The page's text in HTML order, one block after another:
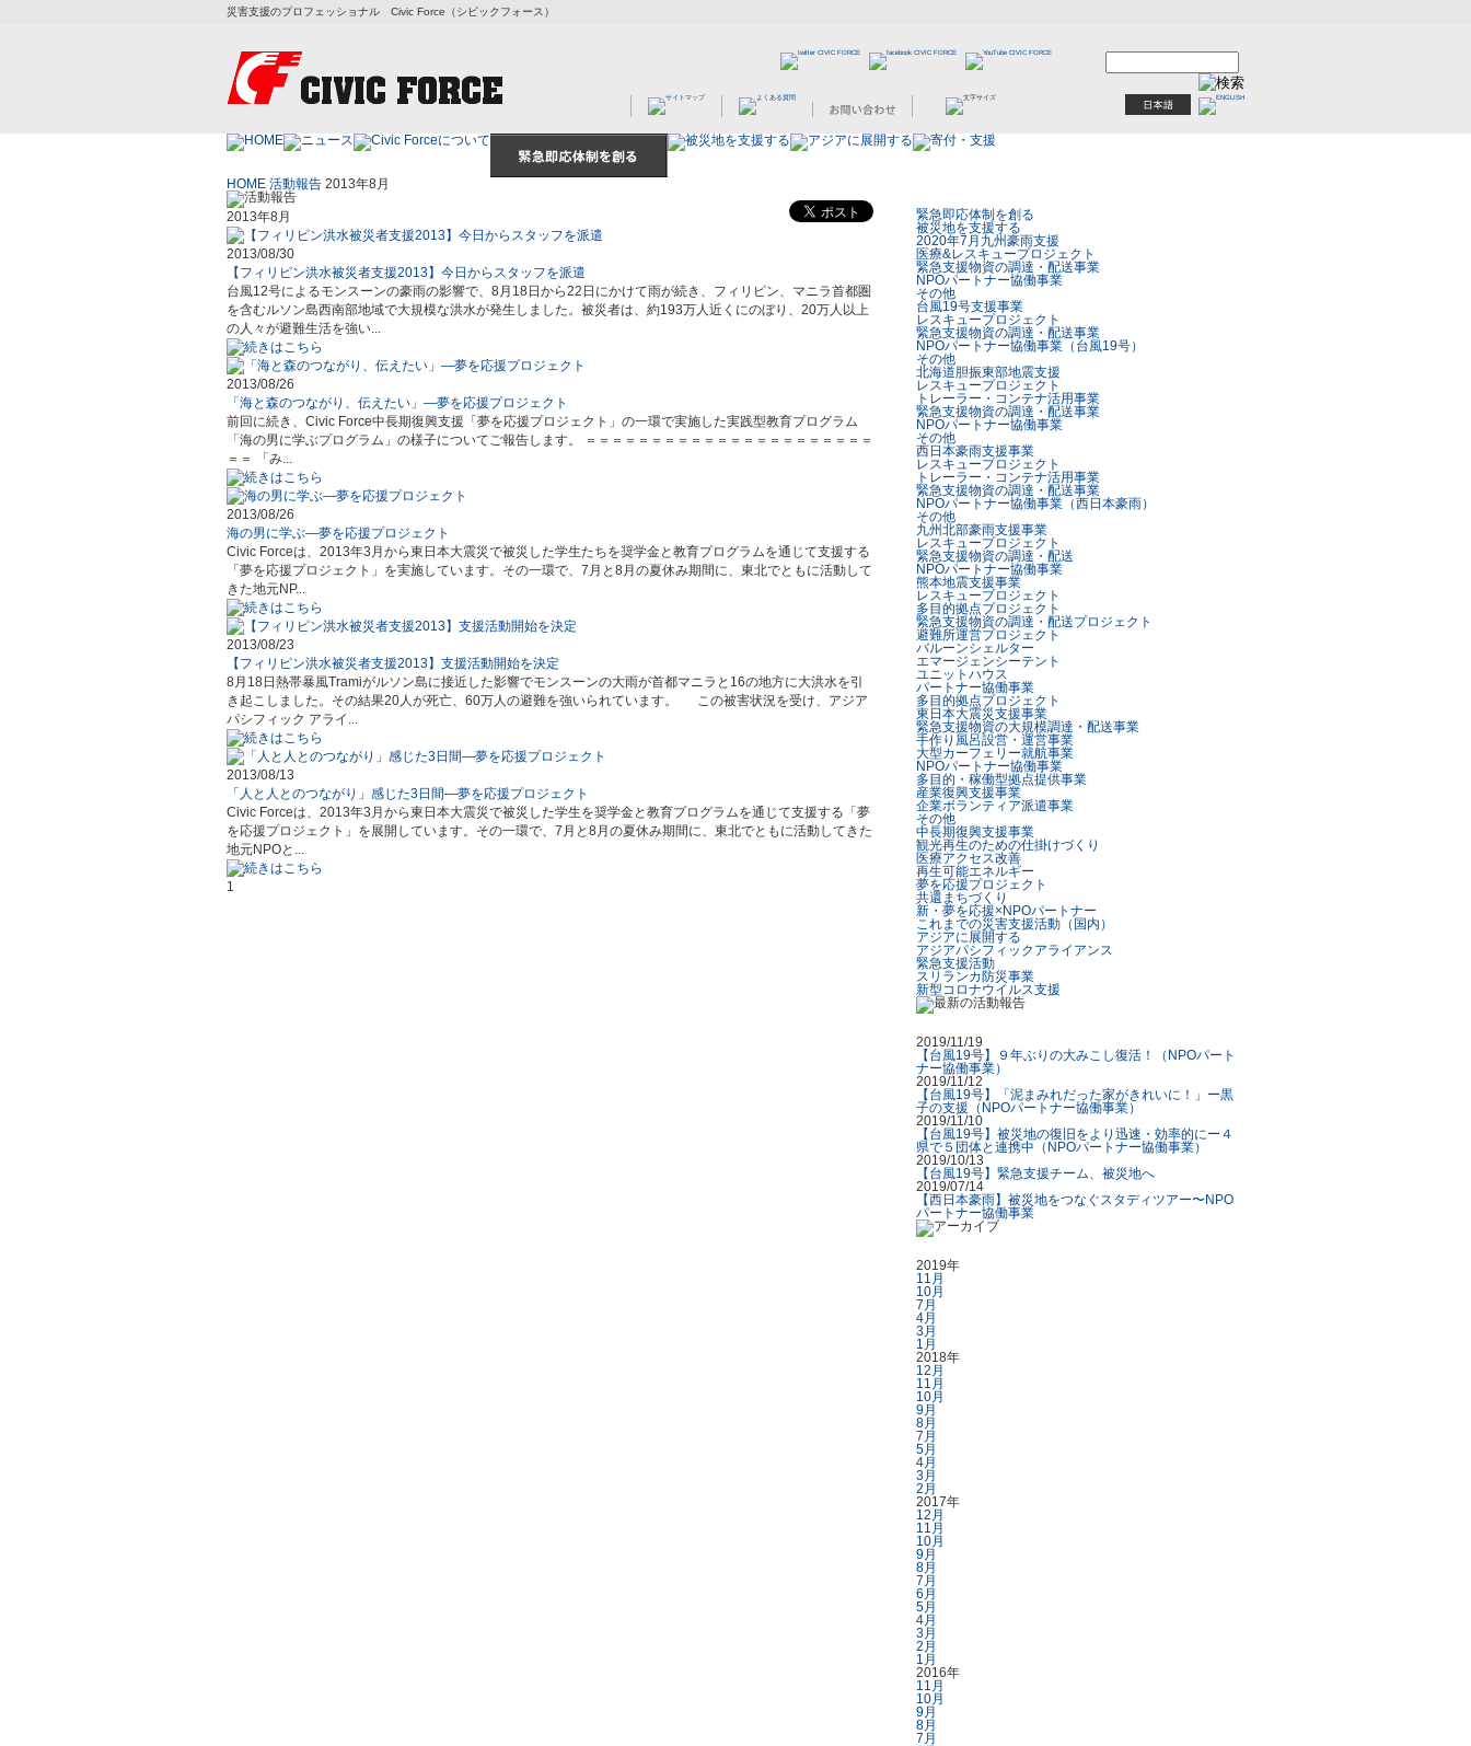
災害支援のプロフェッショナル Civic Force（シビックフォース）
HOME 活動報告 2013年8月
2013年8月
2013/08/30
【フィリピン洪水被災者支援2013】今日からスタッフを派遣
台風12号によるモンスーンの豪雨の影響で、8月18日から22日にかけて雨が続き、フィリピン、マニラ首都圏
を含むルソン島西南部地域で大規模な洪水が発生しました。被災者は、約193万人近くにのぼり、20万人以上
の人々が避難生活を強い...
2013/08/26
「海と森のつながり、伝えたい」―夢を応援プロジェクト
前回に続き、Civic Force中長期復興支援「夢を応援プロジェクト」の一環で実施した実践型教育プログラム
「海の男に学ぶプログラム」の様子についてご報告します。 ＝＝＝＝＝＝＝＝＝＝＝＝＝＝＝＝＝＝＝＝＝＝
＝＝ 「み...
2013/08/26
海の男に学ぶ―夢を応援プロジェクト
Civic Forceは、2013年3月から東日本大震災で被災した学生たちを奨学金と教育プログラムを通じて支援する
「夢を応援プロジェクト」を実施しています。その一環で、7月と8月の夏休み期間に、東北でともに活動して
きた地元NP...
2013/08/23
【フィリピン洪水被災者支援2013】支援活動開始を決定
8月18日熱帯暴風Tramiがルソン島に接近した影響でモンスーンの大雨が首都マニラと16の地方に大洪水を引
き起こしました。その結果20人が死亡、60万人の避難を強いられています。 この被害状況を受け、アジア
パシフィック アライ...
2013/08/13
「人と人とのつながり」感じた3日間―夢を応援プロジェクト
Civic Forceは、2013年3月から東日本大震災で被災した学生を奨学金と教育プログラムを通じて支援する「夢
を応援プロジェクト」を展開しています。その一環で、7月と8月の夏休み期間に、東北でともに活動してきた
地元NPOと...
1
緊急即応体制を創る
被災地を支援する
2020年7月九州豪雨支援
医療&レスキュープロジェクト
緊急支援物資の調達・配送事業
NPOパートナー協働事業
その他
台風19号支援事業
レスキュープロジェクト
緊急支援物資の調達・配送事業
NPOパートナー協働事業（台風19号）
その他
北海道胆振東部地震支援
レスキュープロジェクト
トレーラー・コンテナ活用事業
緊急支援物資の調達・配送事業
NPOパートナー協働事業
その他
西日本豪雨支援事業
レスキュープロジェクト
トレーラー・コンテナ活用事業
緊急支援物資の調達・配送事業
NPOパートナー協働事業（西日本豪雨）
その他
九州北部豪雨支援事業
レスキュープロジェクト
緊急支援物資の調達・配送
NPOパートナー協働事業
熊本地震支援事業
レスキュープロジェクト
多目的拠点プロジェクト
緊急支援物資の調達・配送プロジェクト
避難所運営プロジェクト
バルーンシェルター
エマージェンシーテント
ユニットハウス
パートナー協働事業
多目的拠点プロジェクト
東日本大震災支援事業
緊急支援物資の大規模調達・配送事業
手作り風呂設営・運営事業
大型カーフェリー就航事業
NPOパートナー協働事業
多目的・稼働型拠点提供事業
産業復興支援事業
企業ボランティア派遣事業
その他
中長期復興支援事業
観光再生のための仕掛けづくり
医療アクセス改善
再生可能エネルギー
夢を応援プロジェクト
共還まちづくり
新・夢を応援×NPOパートナー
これまでの災害支援活動（国内）
アジアに展開する
アジアパシフィックアライアンス
緊急支援活動
スリランカ防災事業
新型コロナウイルス支援
2019/11/19
【台風19号】９年ぶりの大みこし復活！（NPOパート
ナー協働事業）
2019/11/12
【台風19号】「泥まみれだった家がきれいに！」ー黒
子の支援（NPOパートナー協働事業）
2019/11/10
【台風19号】被災地の復旧をより迅速・効率的にー４
県で５団体と連携中（NPOパートナー協働事業）
2019/10/13
【台風19号】緊急支援チーム、被災地へ
2019/07/14
【西日本豪雨】被災地をつなぐスタディツアー〜NPO
パートナー協働事業
2019年
11月
10月
7月
4月
3月
1月
2018年
12月
11月
10月
9月
8月
7月
5月
4月
3月
2月
2017年
12月
11月
10月
9月
8月
7月
6月
5月
4月
3月
2月
1月
2016年
11月
10月
9月
8月
7月